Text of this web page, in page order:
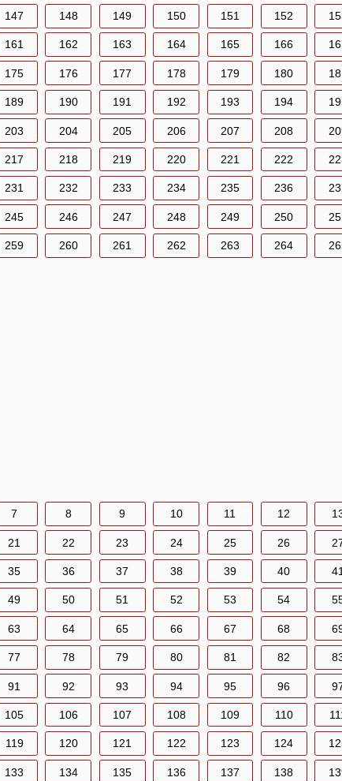
147 148 149 150 151 152
161 162 163 164 165 166
175 176 177 178 179 180
189 190 191 192 193 194
203 204 205 206 207 208
217 218 219 220 221 222
231 232 233 234 235 236
245 246 247 248 249 250
259 260 261 262 263 264
7 8 9 10 11 12
21 22 23 24 25 26
35 36 37 38 39 40
49 50 51 52 53 54
63 64 65 66 67 68
77 78 79 80 81 82
91 92 93 94 95 96
105 106 107 108 109 110
119 120 121 122 123 124
133 134 135 136 137 138